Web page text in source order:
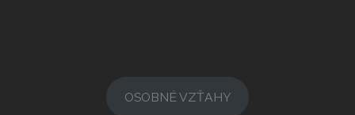
OSOBNÉ VZŤAHY